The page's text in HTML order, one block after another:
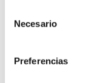
Necesario
Preferencias
ho fan a
sabut